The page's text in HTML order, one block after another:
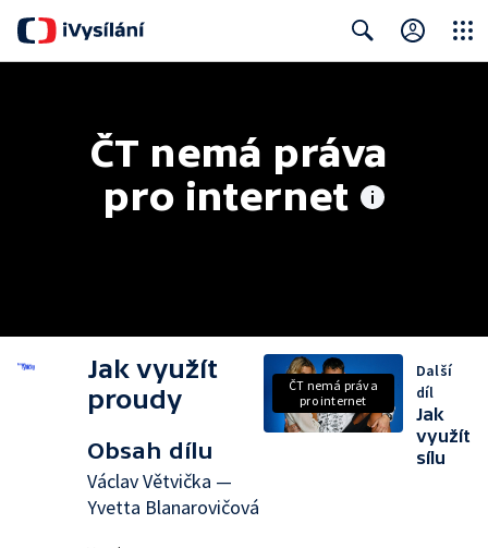
ČT nemá práva
pro internet
Jak využít
proudy
Obsah dílu
Václav Větvička —
Yvetta Blanarovičová
ČT nemá práva
pro internet
Další
díl
Jak
využít
sílu